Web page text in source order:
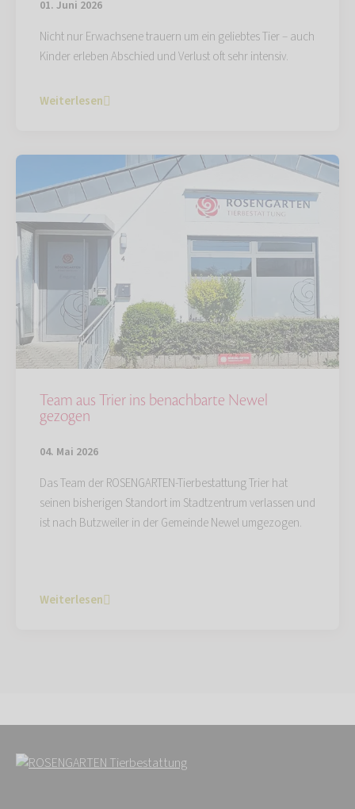
01. Juni 2026
Nicht nur Erwachsene trauern um ein geliebtes Tier – auch
Kinder erleben Abschied und Verlust oft sehr intensiv.
Weiterlesen
Team aus Trier ins benachbarte Newel
gezogen
04. Mai 2026
Das Team der ROSENGARTEN-Tierbestattung Trier hat
seinen bisherigen Standort im Stadtzentrum verlassen und
ist nach Butzweiler in der Gemeinde Newel umgezogen.
Weiterlesen